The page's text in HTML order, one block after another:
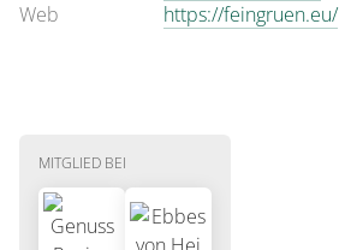
Web
https://feingruen.eu/
MITGLIED BEI